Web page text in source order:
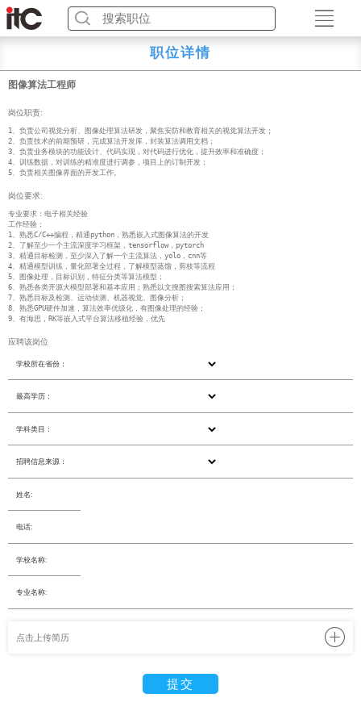
职位详情
图像算法工程师
岗位职责:
1、负责公司视觉分析、图像处理算法研发，聚焦安防和教育相关的视觉算法开发；
2、负责技术的前期预研，完成算法开发库，封装算法调用文档；
3、负责业务模块的功能设计、代码实现，对代码进行优化，提升效率和准确度；
4、训练数据，对训练的精准度进行调参，项目上的订制开发；
5、负责相关图像界面的开发工作。
岗位要求:
专业要求：电子相关经验
工作经验：
1、熟悉C/C++编程，精通python，熟悉嵌入式图像算法的开发
2、了解至少一个主流深度学习框架，tensorflow，pytorch
3、精通目标检测，至少深入了解一个主流算法，yolo，cnn等
4、精通模型训练，量化部署全过程，了解模型蒸馏，剪枝等流程
5、图像处理，目标识别，特征分类等算法模型；
6、熟悉各类开源大模型部署和基本应用；熟悉以文搜图搜索算法应用；
7、熟悉目标及检测、运动侦测、机器视觉、图像分析；
8、熟悉GPU硬件加速，算法效率优级化，有图像处理的经验；
9、有海思，RK等嵌入式平台算法移植经验，优先
应聘该岗位
学校所在省份：
最高学历：
学科类目：
招聘信息来源：
姓名:
电话:
学校名称:
专业名称:
提交